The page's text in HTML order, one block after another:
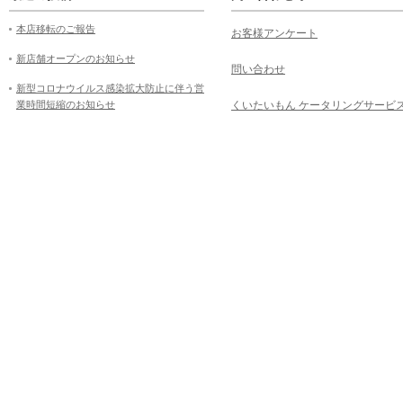
本店移転のご報告
新店舗オープンのお知らせ
新型コロナウイルス感染拡大防止に伴う営
業時間短縮のお知らせ
お客様アンケート
問い合わせ
くいたいもん ケータリングサービ